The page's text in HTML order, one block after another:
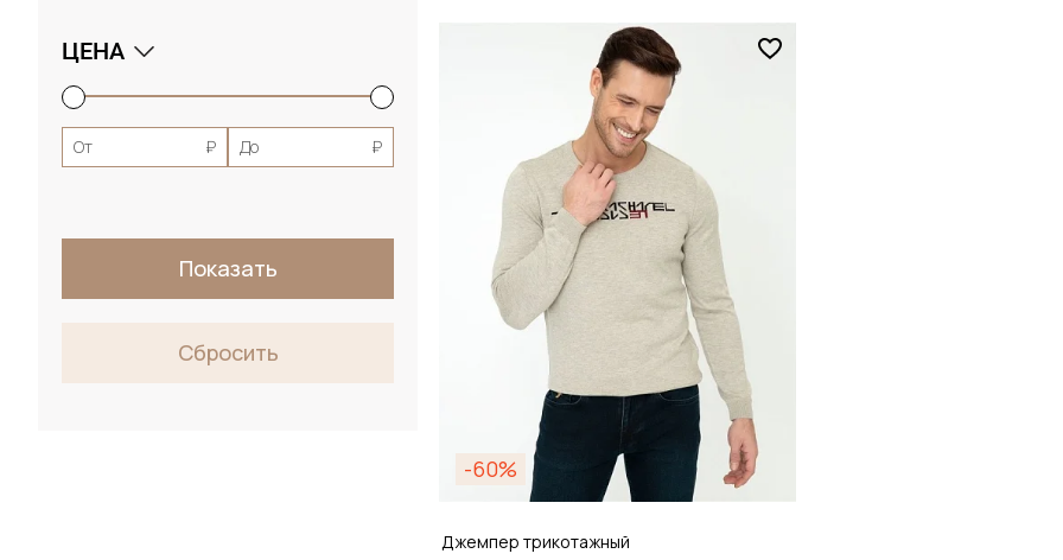
ЦЕНА
От ₽ До ₽
Показать
Сбросить
Добавить в корзину
-60%
Джемпер трикотажный